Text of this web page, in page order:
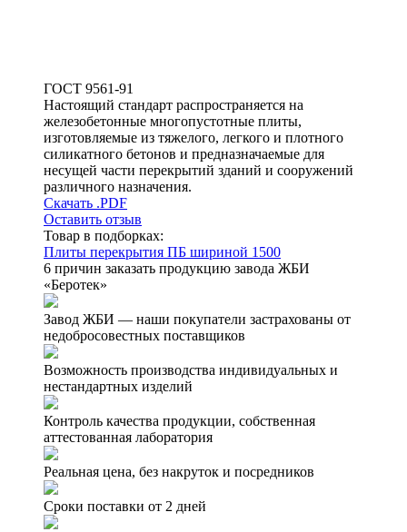
ГОСТ 9561-91
Настоящий стандарт распространяется на
железобетонные многопустотные плиты,
изготовляемые из тяжелого, легкого и плотного
силикатного бетонов и предназначаемые для
несущей части перекрытий зданий и сооружений
различного назначения.
Скачать .PDF
Оставить отзыв
Товар в подборках:
Плиты перекрытия ПБ шириной 1500
6 причин заказать продукцию завода ЖБИ
«Беротек»
Завод ЖБИ — наши покупатели застрахованы от
недобросовестных поставщиков
Возможность производства индивидуальных и
нестандартных изделий
Контроль качества продукции, собственная
аттестованная лаборатория
Реальная цена, без накруток и посредников
Сроки поставки от 2 дней